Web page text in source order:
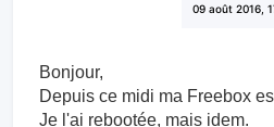
09 août 2016,
Bonjour,
Depuis ce midi ma Freebox
Je l'ai rebootée, mais idem.